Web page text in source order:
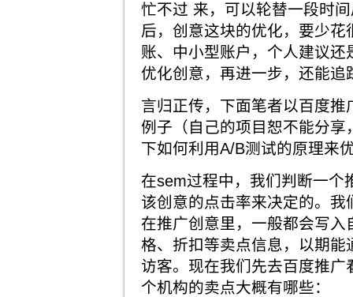
忙不过 来，可以轮替一段时
后，创意这块的优化，要少
账、中小型账户，个人建议
优化创意，再进一步，还能
言归正传，下面笔者以百度推
例子（自己的项目恕不能分
下如何利用A/B测试的原理来
在sem过程中，我们判断一个
该创意的点击率来决定的。
在推广创意里，一般都会写
格、折扣等卖点信息，以期
访客。现在我们先去百度推广
个机构的卖点大概有哪些：